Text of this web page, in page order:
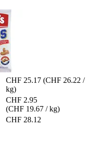
CHF 25.17 (CHF 26.22 /
kg)
CHF 2.95
(CHF 19.67 / kg)
CHF 28.12